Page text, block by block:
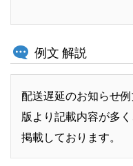
例文 解説
配送遅延のお知らせ
版より記載内容が多
掲載しております。